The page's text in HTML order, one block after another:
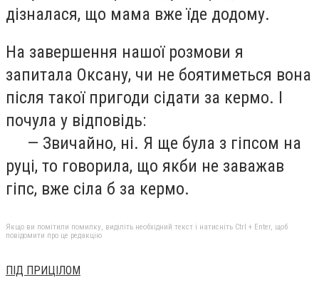
дізналася, що мама вже їде додому.
На завершення нашої розмови я
запитала Оксану, чи не боятиметься вона
після такої пригоди сідати за кермо. І
почула у відповідь:
— Звичайно, ні. Я ще була з гіпсом на
руці, то говорила, що якби не заважав
гіпс, вже сіла б за кермо.
Якщо ви помітили помилку, виділіть необхідний текст і натисніть Ctrl + Enter, щоб
повідомити про це редакцію
ПІД ПРИЦІЛОМ